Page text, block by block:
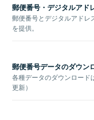
郵便番号・デジタルアド
郵便番号とデジタルアドレ
を提供。
郵便番号データのダウン
各種データのダウンロード
更新）